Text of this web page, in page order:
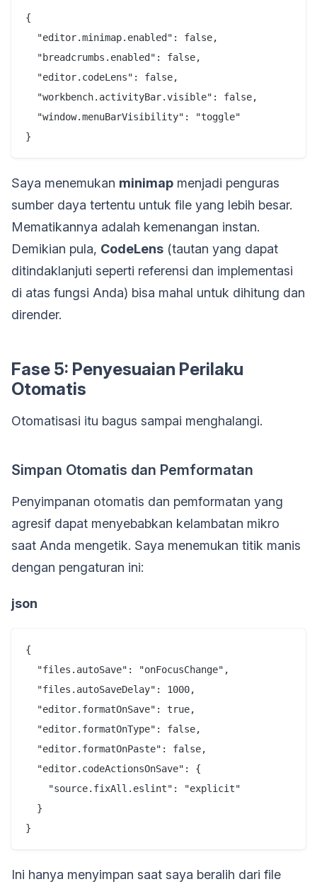
{
  "editor.minimap.enabled": false,
  "breadcrumbs.enabled": false,
  "editor.codeLens": false,
  "workbench.activityBar.visible": false,
  "window.menuBarVisibility": "toggle"
Saya menemukan minimap menjadi penguras
sumber daya tertentu untuk file yang lebih besar.
Mematikannya adalah kemenangan instan.
Demikian pula, CodeLens (tautan yang dapat
ditindaklanjuti seperti referensi dan implementasi
di atas fungsi Anda) bisa mahal untuk dihitung dan
dirender.
Fase 5: Penyesuaian Perilaku
Otomatis
Otomatisasi itu bagus sampai menghalangi.
Simpan Otomatis dan Pemformatan
Penyimpanan otomatis dan pemformatan yang
agresif dapat menyebabkan kelambatan mikro
saat Anda mengetik. Saya menemukan titik manis
dengan pengaturan ini:
json
{
  "files.autoSave": "onFocusChange",
  "files.autoSaveDelay": 1000,
  "editor.formatOnSave": true,
  "editor.formatOnType": false,
  "editor.formatOnPaste": false,
  "editor.codeActionsOnSave": {
    "source.fixAll.eslint": "explicit"
  }
Ini hanya menyimpan saat saya beralih dari file